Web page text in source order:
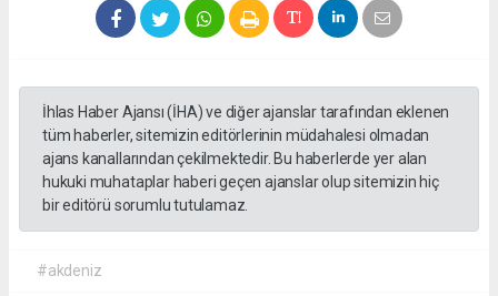
İhlas Haber Ajansı (İHA) ve diğer ajanslar tarafından eklenen
tüm haberler, sitemizin editörlerinin müdahalesi olmadan
ajans kanallarından çekilmektedir. Bu haberlerde yer alan
hukuki muhataplar haberi geçen ajanslar olup sitemizin hiç
bir editörü sorumlu tutulamaz.
#akdeniz